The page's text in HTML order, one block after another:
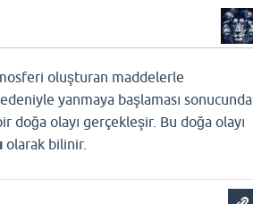
oluşturan maddelerle
yanmaya başlaması sonucunda
doğa olayı gerçekleşir. Bu doğa olayı
olarak bilinir.